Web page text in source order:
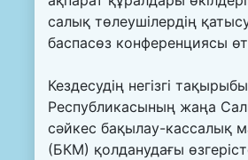
салық төлеушілердің
баспасөз конференциясы
Кездесудің негізгі
Республикасының жаңа
сәйкес бақылау-кассалық
(БКМ) қолданудағы